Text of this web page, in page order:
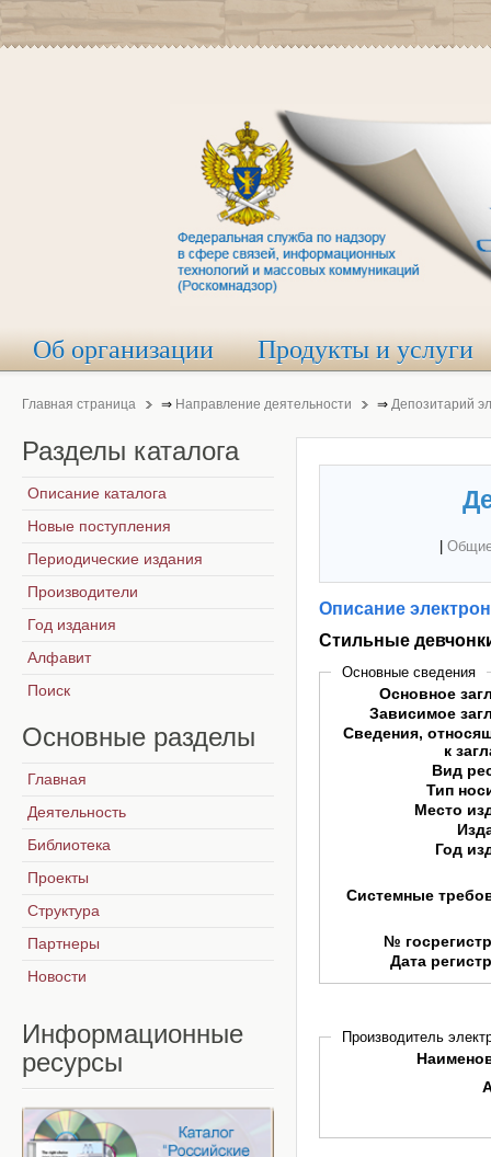
Об организации Продукты и услуги
Главная страница ⇒ Направление деятельности ⇒ Депозитарий
Описание
Стильные
Основные сведения
Основное
Зависимое
Сведения,
к
Вид
Тип
Место
Год
Системные
№
Дата
Производитель
Разделы каталога
Описание каталога
Новые поступления
Периодические издания
Производители
Год издания
Алфавит
Поиск
Основные разделы
Главная
Деятельность
Библиотека
Проекты
Структура
Партнеры
Новости
Информационные
ресурсы